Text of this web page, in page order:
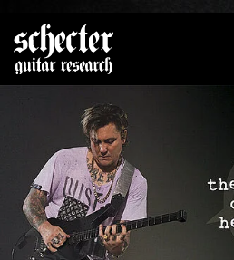
Zeige besser passende
Diese Meldung nicht